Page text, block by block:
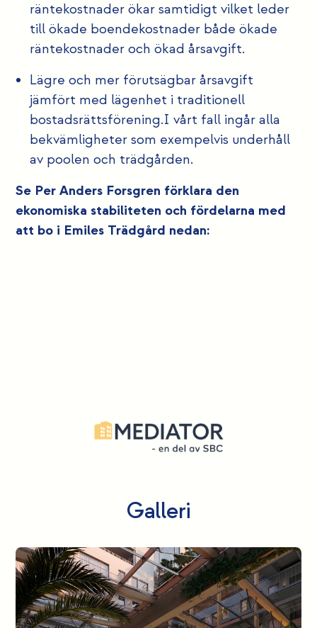
räntekostnader ökar samtidigt vilket leder
till ökade boendekostnader både ökade
räntekostnader och ökad årsavgift.
Lägre och mer förutsägbar årsavgift
jämfört med lägenhet i traditionell
bostadsrättsförening.I vårt fall ingår alla
bekvämligheter som exempelvis underhåll
av poolen och trädgården.
Se Per Anders Forsgren förklara den
ekonomiska stabiliteten och fördelarna med
att bo i Emiles Trädgård nedan:
Galleri